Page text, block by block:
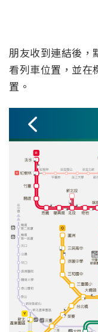
朋友收到連結後，
看列車位置，並在
置。